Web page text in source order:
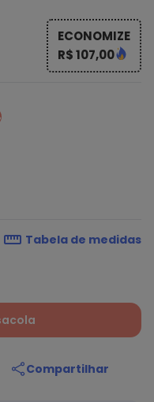
ECONOMIZE
R$ 107,00
Tabela de medidas
Compartilhar